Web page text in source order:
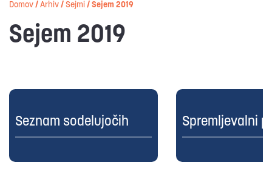
Domov / Arhiv / Sejmi / Sejem 2019
Sejem 2019
Seznam sodelujočih Spremljevalni